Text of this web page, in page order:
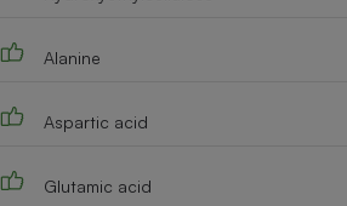
Alanine
Aspartic acid
Glutamic acid